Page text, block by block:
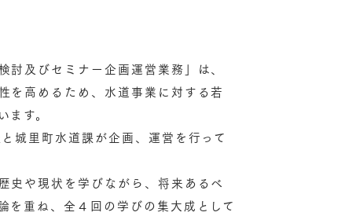
及びセミナー企画運営業務」は、
を高めるため、水道事業に対する若
す。
城里町水道課が企画、運営を行って
史や現状を学びながら、将来あるべ
を重ね、全４回の学びの集大成として